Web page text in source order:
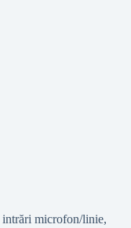
microfon/linie,